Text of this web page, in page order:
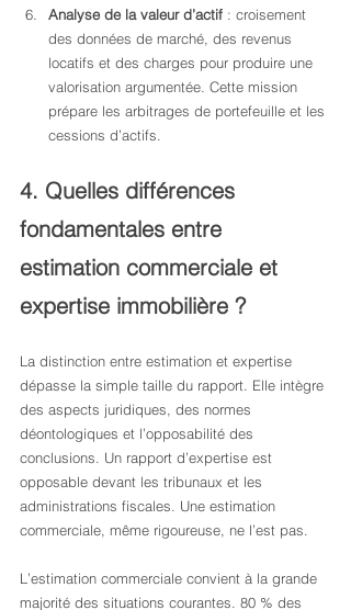
Analyse de la valeur d’actif : croisement
des données de marché, des revenus
locatifs et des charges pour produire une
valorisation argumentée. Cette mission
prépare les arbitrages de portefeuille et les
cessions d’actifs.
4. Quelles différences
fondamentales entre
estimation commerciale et
expertise immobilière ?
La distinction entre estimation et expertise
dépasse la simple taille du rapport. Elle intègre
des aspects juridiques, des normes
déontologiques et l’opposabilité des
conclusions. Un rapport d’expertise est
opposable devant les tribunaux et les
administrations fiscales. Une estimation
commerciale, même rigoureuse, ne l’est pas.
L’estimation commerciale convient à la grande
majorité des situations courantes. 80 % des